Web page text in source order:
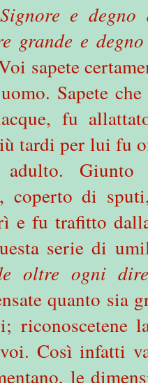
e
grande e
sapete
Sapete
fu
tardi per lui fu
adulto.
coperto di
e fu trafitto
serie di
oltre ogni
quanto sia
riconoscetene
Così infatti
le